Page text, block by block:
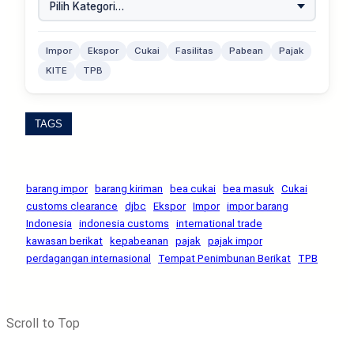
Impor Ekspor Cukai Fasilitas Pabean
Pajak
KITE
TPB
TAGS
barang impor barang kiriman bea cukai bea masuk Cukai
customs clearance
djbc Ekspor Impor impor barang
Indonesia indonesia customs
international trade
kawasan berikat
kepabeanan pajak pajak impor
perdagangan internasional
Tempat Penimbunan Berikat TPB
Scroll to Top